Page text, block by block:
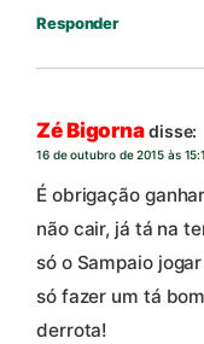
Responder
Zé Bigornadisse:
16 de outubro de 2015 às
É obrigação
não cair, já tá na
só o Sampaio
só fazer um tá
derrota!